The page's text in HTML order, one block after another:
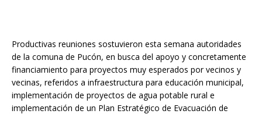
Productivas reuniones sostuvieron esta semana autoridades
de la comuna de Pucón, en busca del apoyo y concretamente
financiamiento para proyectos muy esperados por vecinos y
vecinas, referidos a infraestructura para educación municipal,
implementación de proyectos de agua potable rural e
implementación de un Plan Estratégico de Evacuación de